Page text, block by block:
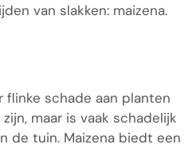
van slakken: maizena.
flinke schade aan planten
maar is vaak schadelijk
de tuin. Maizena biedt een